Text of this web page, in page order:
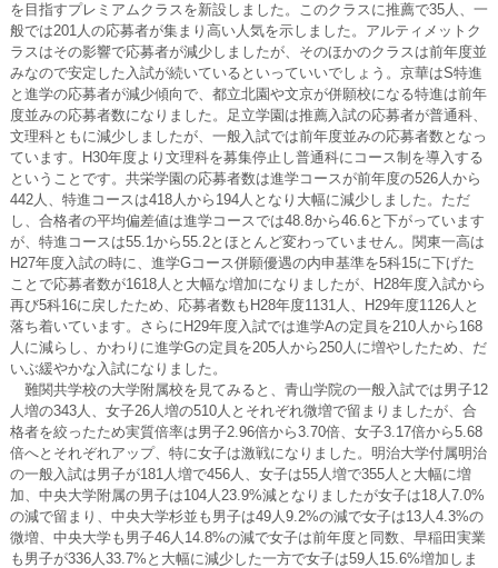
を目指すプレミアムクラスを新設しました。このクラスに推薦で35人、一
般では201人の応募者が集まり高い人気を示しました。アルティメットク
ラスはその影響で応募者が減少しましたが、そのほかのクラスは前年度並
みなので安定した入試が続いているといっていいでしょう。京華はS特進
と進学の応募者が減少傾向で、都立北園や文京が併願校になる特進は前年
度並みの応募者数になりました。足立学園は推薦入試の応募者が普通科、
文理科ともに減少しましたが、一般入試では前年度並みの応募者数となっ
ています。H30年度より文理科を募集停止し普通科にコース制を導入する
ということです。共栄学園の応募者数は進学コースが前年度の526人から
442人、特進コースは418人から194人となり大幅に減少しました。ただ
し、合格者の平均偏差値は進学コースでは48.8から46.6と下がっています
が、特進コースは55.1から55.2とほとんど変わっていません。関東一高は
H27年度入試の時に、進学Gコース併願優遇の内申基準を5科15に下げた
ことで応募者数が1618人と大幅な増加になりましたが、H28年度入試から
再び5科16に戻したため、応募者数もH28年度1131人、H29年度1126人と
落ち着いています。さらにH29年度入試では進学Aの定員を210人から168
人に減らし、かわりに進学Gの定員を205人から250人に増やしたため、だ
いぶ緩やかな入試になりました。
難関共学校の大学附属校を見てみると、青山学院の一般入試では男子12
人増の343人、女子26人増の510人とそれぞれ微増で留まりましたが、合
格者を絞ったため実質倍率は男子2.96倍から3.70倍、女子3.17倍から5.68
倍へとそれぞれアップ、特に女子は激戦になりました。明治大学付属明治
の一般入試は男子が181人増で456人、女子は55人増で355人と大幅に増
加、中央大学附属の男子は104人23.9%減となりましたが女子は18人7.0%
の減で留まり、中央大学杉並も男子は49人9.2%の減で女子は13人4.3%の
微増、中央大学も男子46人14.8%の減で女子は前年度と同数、早稲田実業
も男子が336人33.7%と大幅に減少した一方で女子は59人15.6%増加しま